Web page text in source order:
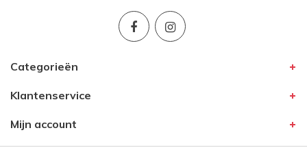
Categorieën
Klantenservice
Mijn account